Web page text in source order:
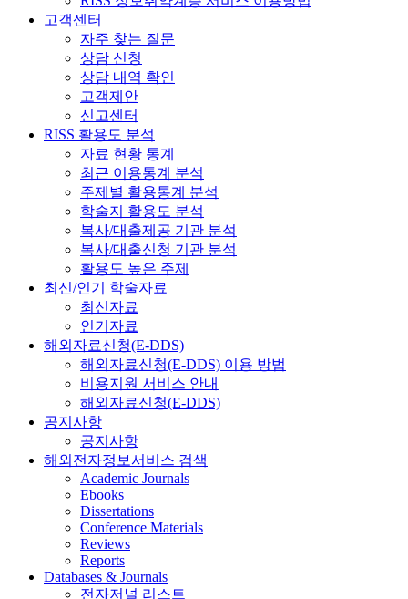
고객센터
자주 찾는 질문
상담 신청
상담 내역 확인
고객제안
신고센터
RISS 활용도 분석
자료 현황 통계
최근 이용통계 분석
주제별 활용통계 분석
학술지 활용도 분석
복사/대출제공 기관 분석
복사/대출신청 기관 분석
활용도 높은 주제
최신/인기 학술자료
최신자료
인기자료
해외자료신청(E-DDS)
해외자료신청(E-DDS) 이용 방법
비용지원 서비스 안내
해외자료신청(E-DDS)
공지사항
공지사항
해외전자정보서비스 검색
Academic Journals
Ebooks
Dissertations
Conference Materials
Reviews
Reports
Databases & Journals
전자저널 리스트